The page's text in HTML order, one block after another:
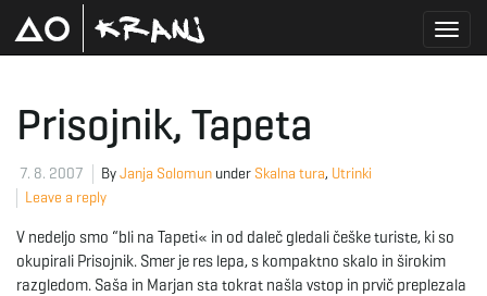
Prisojnik, Tapeta
7. 8. 2007 ByJanja Solomun under Skalna tura, Utrinki
Leave a reply
V nedeljo smo “bli na Tapeti« in od daleč gledali češke turiste, ki so
okupirali Prisojnik. Smer je res lepa, s kompaktno skalo in širokim
razgledom. Saša in Marjan sta tokrat našla vstop in prvič preplezala